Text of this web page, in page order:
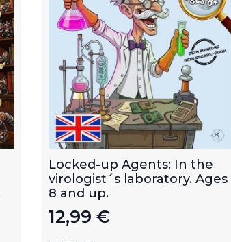
Locked-up Agents: In the
virologist´s laboratory. Ages
8 and up.
12,99 €